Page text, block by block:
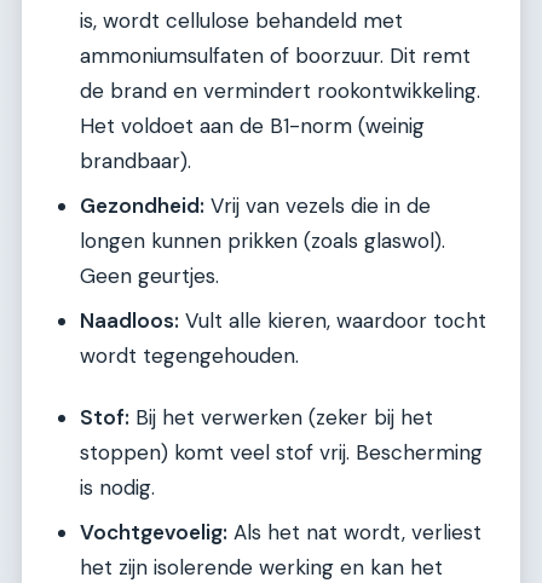
is, wordt cellulose behandeld met
ammoniumsulfaten of boorzuur. Dit remt
de brand en vermindert rookontwikkeling.
Het voldoet aan de B1-norm (weinig
brandbaar).
Gezondheid: Vrij van vezels die in de
longen kunnen prikken (zoals glaswol).
Geen geurtjes.
Naadloos: Vult alle kieren, waardoor tocht
wordt tegengehouden.
Stof: Bij het verwerken (zeker bij het
stoppen) komt veel stof vrij. Bescherming
is nodig.
Vochtgevoelig: Als het nat wordt, verliest
het zijn isolerende werking en kan het